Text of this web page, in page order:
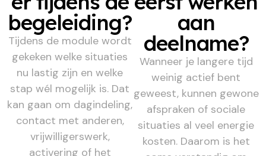
begeleiding?
Tijdens de module wordt
gekeken welke situaties
nu lastig zijn en welke
stap wél mogelijk is. Dat
kan gaan om dagindeling,
contact met anderen,
vrijwilligerswerk,
activering of het
aan
deelname?
Wanneer je langere tijd
weinig actief bent
geweest, kunnen gewone
afspraken of sociale
situaties al veel energie
kosten. Daarom is het